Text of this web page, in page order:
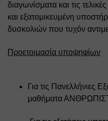
διαγωνίσματα και τις
και εξατομικευμένη
δυσκολιών που τυχόν
Προετοιμασία υποψηφίων
Για τις Πανελλήνιες
μαθήματα